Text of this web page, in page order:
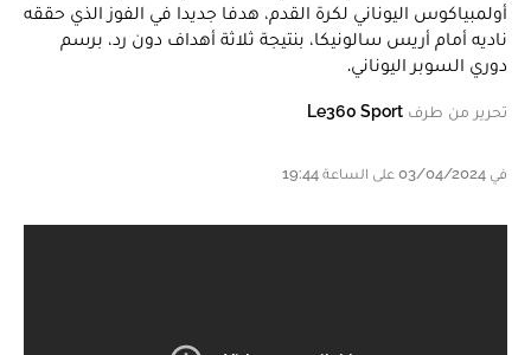
أولمبياكوس اليوناني لكرة القدم، هدفا جديدا في الفوز الذي حققه
ناديه أمام أريس سالونيكا، بنتيجة ثلاثة أهداف دون رد، برسم
دوري السوبر اليوناني.
تحرير من طرف Le360 Sport
في 03/04/2024 على الساعة 19:44